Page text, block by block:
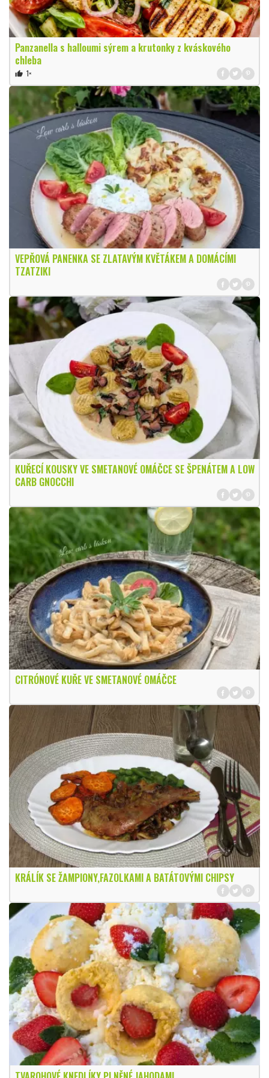
Panzanella s halloumi sýrem a krutonky z kváskového
chleba
thumb_up 1×
VEPŘOVÁ PANENKA SE ZLATAVÝM KVĚTÁKEM A DOMÁCÍMI
TZATZIKI
KUŘECÍ KOUSKY VE SMETANOVÉ OMÁČCE SE ŠPENÁTEM A LOW
CARB GNOCCHI
CITRÓNOVÉ KUŘE VE SMETANOVÉ OMÁČCE
KRÁLÍK SE ŽAMPIONY,FAZOLKAMI A BATÁTOVÝMI CHIPSY